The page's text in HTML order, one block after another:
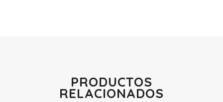
PRODUCTOS
RELACIONADOS